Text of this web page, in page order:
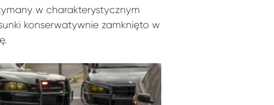
w charakterystycznym
konserwatywnie zamknięto w